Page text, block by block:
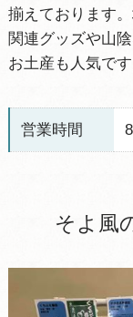
揃えております
関連グッズや山
お土産も人気です
営業時間
そよ風